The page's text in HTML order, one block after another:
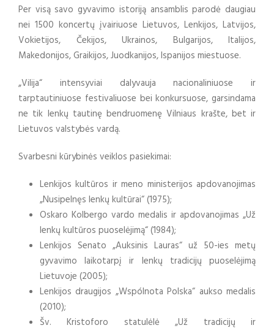
Per visą savo gyvavimo istoriją ansamblis parodė daugiau
nei 1500 koncertų įvairiuose Lietuvos, Lenkijos, Latvijos,
Vokietijos, Čekijos, Ukrainos, Bulgarijos, Italijos,
Makedonijos, Graikijos, Juodkanijos, Ispanijos miestuose.
„Vilija“ intensyviai dalyvauja nacionaliniuose ir
tarptautiniuose festivaliuose bei konkursuose, garsindama
ne tik lenkų tautinę bendruomenę Vilniaus krašte, bet ir
Lietuvos valstybės vardą.
Svarbesni kūrybinės veiklos pasiekimai:
Lenkijos kultūros ir meno ministerijos apdovanojimas
„Nusipelnęs lenkų kultūrai“ (1975);
Oskaro Kolbergo vardo medalis ir apdovanojimas „Už
lenkų kultūros puoselėjimą“ (1984);
Lenkijos Senato „Auksinis Lauras“ už 50-ies metų
gyvavimo laikotarpį ir lenkų tradicijų puoselėjimą
Lietuvoje (2005);
Lenkijos draugijos „Wspólnota Polska“ aukso medalis
(2010);
Šv. Kristoforo statulėlė „Už tradicijų ir